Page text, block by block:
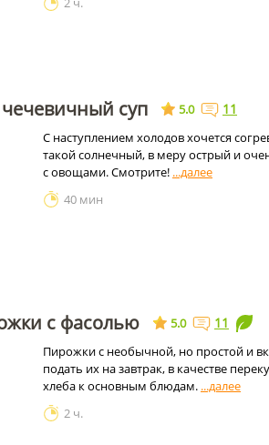
суп 5.0 11
С наступлением холодов хочется
такой солнечный, в меру острый и
с овощами. Смотрите!
40 мин
с фасолью 5.0 11
Пирожки с необычной, но простой и
подать их на завтрак, в качестве
хлеба к основным блюдам.
2 ч.